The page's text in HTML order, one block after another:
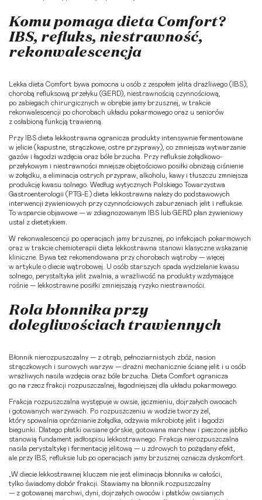
Komu pomaga dieta Comfort?
IBS, refluks, niestrawność,
rekonwalescencja
Lekka dieta Comfort bywa pomocna u osób z zespołem jelita drażliwego (IBS),
chorobą refluksową przełyku (GERD), niestrawnością czynnościową,
po zabiegach chirurgicznych w obrębie jamy brzusznej, w trakcie
rekonwalescencji po chorobach układu pokarmowego oraz u seniorów
z osłabioną funkcją trawienną.
Przy IBS dieta lekkostrawna ogranicza produkty intensywnie fermentowane
w jelicie (kapustne, strączkowe, ostre przyprawy), co zmniejsza wytwarzanie
gazów i łagodzi wzdęcia oraz bóle brzucha. Przy refluksie żołądkowo-
przełykowym i niestrawności mniejsze objętościowo posiłki obniżają ciśnienie
w żołądku, a eliminacja ostrych przypraw, alkoholu, kawy i tłuszczu zmniejsza
produkcję kwasu solnego. Według wytycznych Polskiego Towarzystwa
Gastroenterologii (PTG-E) dieta lekkostrawna należy do podstawowych
interwencji żywieniowych przy czynnościowych zaburzeniach jelit i refluksie.
To wsparcie objawowe — w zdiagnozowanym IBS lub GERD plan żywieniowy
ustal z dietetykiem.
W rekonwalescencji po operacjach jamy brzusznej, po infekcjach pokarmowych
oraz w trakcie chemioterapii dieta lekkostrawna stanowi klasyczne wskazanie
kliniczne. Bywa też rekomendowana przy chorobach wątroby — więcej
w artykule o diecie wątrobowej . U osób starszych spada wydzielanie kwasu
solnego, perystaltyka jelit zwalnia, a wrażliwość na produkty wzdymające
rośnie — lekkostrawne posiłki zmniejszają ryzyko niestrawności.
Rola błonnika przy
dolegliwościach trawiennych
Błonnik nierozpuszczalny — z otrąb, pełnoziarnistych zbóż, nasion
strączkowych i surowych warzyw — drażni mechanicznie ścianę jelit i u osób
wrażliwych nasila wzdęcia oraz bóle brzucha. Dieta Comfort ogranicza
go na rzecz frakcji rozpuszczalnej, łagodniejszej dla układu pokarmowego.
Frakcja rozpuszczalna występuje w owsie, jęczmieniu, dojrzałych owocach
i gotowanych warzywach. Po rozpuszczeniu w wodzie tworzy żel,
który spowalnia opróżnianie żołądka, odżywia mikrobiotę jelit i łagodzi
biegunki. Dlatego płatki owsiane górskie, gotowana marchew i pieczone jabłko
stanowią fundament jadłospisu lekkostrawnego. Frakcja nierozpuszczalna
nasila perystaltykę i fermentację jelitową — u zdrowych to pożądany efekt,
ale przy IBS, refluksie lub po operacjach jamy brzusznej oznacza dyskomfort.
„W diecie lekkostrawnej kluczem nie jest eliminacja błonnika w całości,
tylko świadomy dobór frakcji. Stawiamy na błonnik rozpuszczalny
— z gotowanej marchwi, dyni, dojrzałych owoców i płatków owsianych